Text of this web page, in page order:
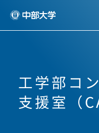
工学部コ
支援室（